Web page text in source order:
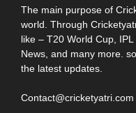
The main purpose of
world. Through
like – T20 World Cup,
News, and many more.
the latest updates.
Contact@cricketyatri.com